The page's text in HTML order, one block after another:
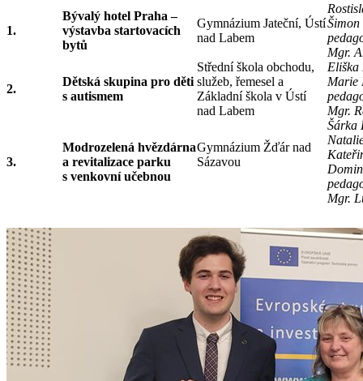
1.
Bývalý hotel Praha –
výstavba startovacích
bytů
Gymnázium Jateční, Ústí
nad Labem
Mgr.
2.
Dětská skupina pro děti
s autismem
Střední škola obchodu,
služeb, řemesel a
Základní škola v Ústí
nad Labem
Eliška
Marie
Mgr.
3.
Modrozelená hvězdárna
a revitalizace parku
s venkovní učebnou
Gymnázium Žďár nad
Sázavou
Šárka
Mgr.